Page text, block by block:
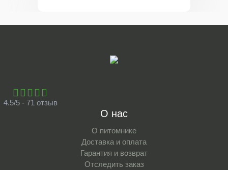
4.5/5 - 71 отзыв
О нас
О питомнике
Доставка и оплата
Гарантия и возврат
Отследить заказ